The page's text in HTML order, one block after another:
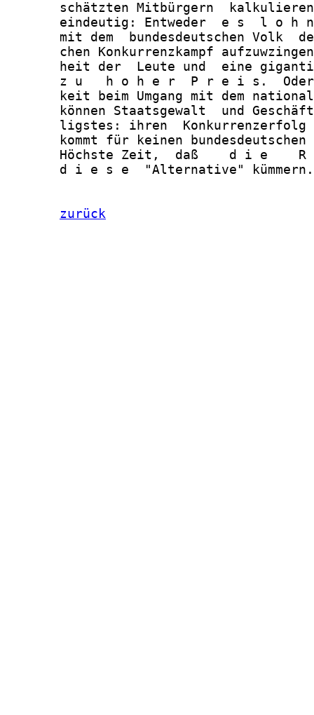
schätzten Mitbürgern
eindeutig: Entweder  e s  l o h
mit dem  bundesdeutschen Volk
chen Konkurrenzkampf
heit der  Leute und  eine
z u   h o h e r  P r e i s.
keit beim Umgang mit dem
können Staatsgewalt  und
ligstes: ihren
kommt für keinen bundesdeutschen
Höchste Zeit,  daß    d i e
d i e s e  "Alternative"
zurück